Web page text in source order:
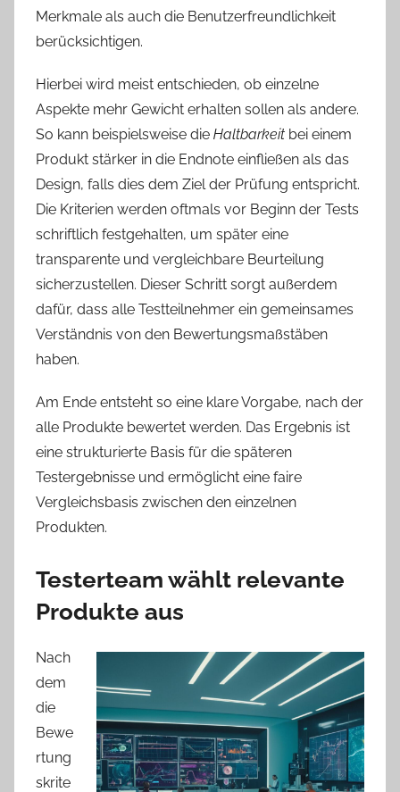
Merkmale als auch die Benutzerfreundlichkeit
berücksichtigen.
Hierbei wird meist entschieden, ob einzelne
Aspekte mehr Gewicht erhalten sollen als andere.
So kann beispielsweise die Haltbarkeit bei einem
Produkt stärker in die Endnote einfließen als das
Design, falls dies dem Ziel der Prüfung entspricht.
Die Kriterien werden oftmals vor Beginn der Tests
schriftlich festgehalten, um später eine
transparente und vergleichbare Beurteilung
sicherzustellen. Dieser Schritt sorgt außerdem
dafür, dass alle Testteilnehmer ein gemeinsames
Verständnis von den Bewertungsmaßstäben
haben.
Am Ende entsteht so eine klare Vorgabe, nach der
alle Produkte bewertet werden. Das Ergebnis ist
eine strukturierte Basis für die späteren
Testergebnisse und ermöglicht eine faire
Vergleichsbasis zwischen den einzelnen
Produkten.
Testerteam wählt relevante
Produkte aus
Nach
dem
die
Bewe
rtung
skrite